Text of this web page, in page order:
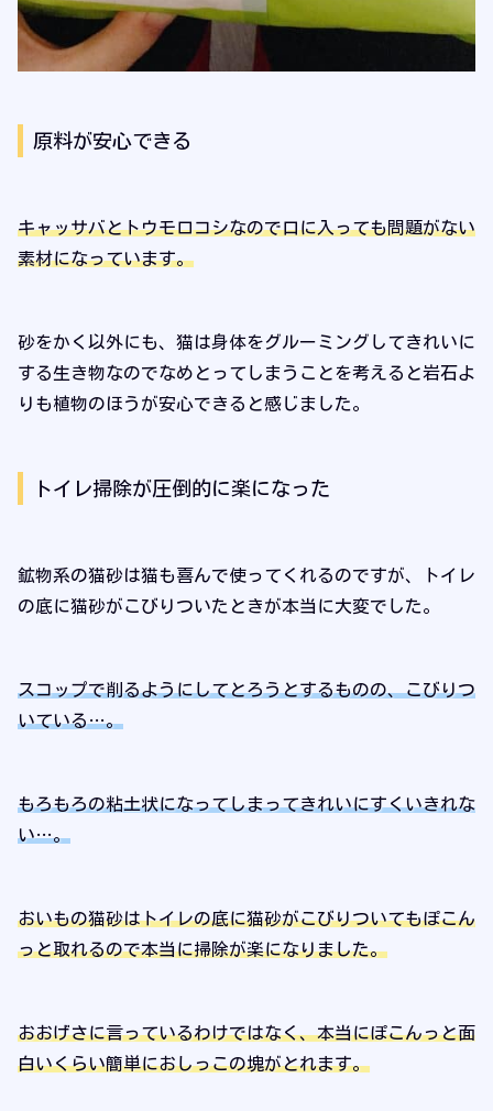
原料が安心できる
キャッサバとトウモロコシなので口に入っても問題がない
素材になっています。
砂をかく以外にも、猫は身体をグルーミングしてきれいに
する生き物なのでなめとってしまうことを考えると岩石よ
りも植物のほうが安心できると感じました。
トイレ掃除が圧倒的に楽になった
鉱物系の猫砂は猫も喜んで使ってくれるのですが、トイレ
の底に猫砂がこびりついたときが本当に大変でした。
スコップで削るようにしてとろうとするものの、こびりつ
いている…。
もろもろの粘土状になってしまってきれいにすくいきれな
い…。
おいもの猫砂はトイレの底に猫砂がこびりついてもぽこん
っと取れるので本当に掃除が楽になりました。
おおげさに言っているわけではなく、本当にぽこんっと面
白いくらい簡単におしっこの塊がとれます。